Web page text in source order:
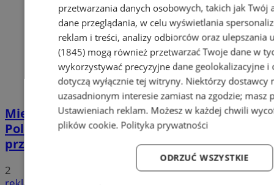
Mierniki prędkości są użytkowane przez
Policję zgodnie z obowiązującymi
przepisami
2
przetwarzania danych osobowych, takich jak
dane przeglądania, w celu wyświetlania
reklam i treści, analizy odbiorców oraz ulepszania
(1845)mogą również przetwarzać Twoje dane w
wykorzystywać precyzyjne dane geolokalizacyjne
dotyczą wyłącznie tej witryny. Niektórzy dostawcy
uzasadnionym interesie zamiast na zgodzie; masz
Ustawieniach reklam. Możesz w każdej chwili
plików cookie. Polityka prywatności
ODRZUĆ WSZYSTKIE